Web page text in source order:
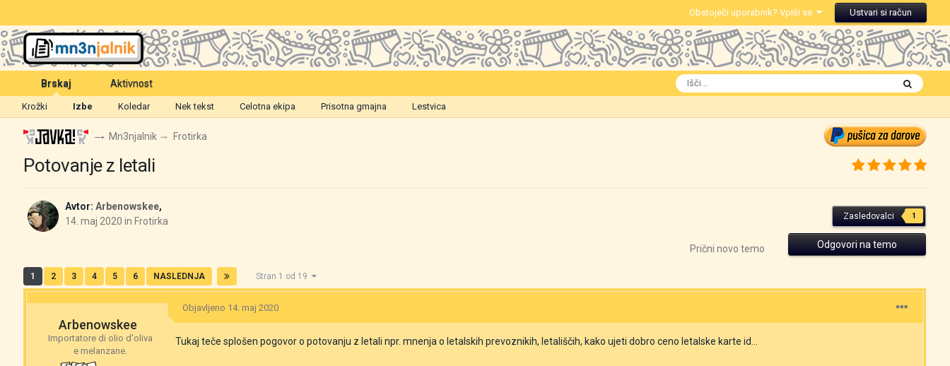
Obstoječi uporabnik? Vpiši se Ustvari si račun
Brskaj
Krožki Izbe Koledar Nek tekst Celotna ekipa Prisotna gmajna Lestvica
Aktivnost
Mn3njalnik Frotirka
Potovanje z letali
Avtor:Arbenowskee,
14. maj 2020 in Frotirka Zasledovalci 1
Odgovori na temo
Prični novo temo
1 2 3 4 5 6 NASLEDNJA Stran 1 od 19
Arbenowskee
Importatore di olio d'oliva
e melanzane.
Objavljeno 14. maj 2020
Tukaj teče splošen pogovor o potovanju z letali npr. mnenja o letalskih prevoznikih, letališčih, kako ujeti dobro ceno letalske karte id...